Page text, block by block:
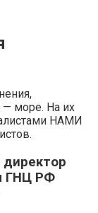
— море. На их
НАМИ
директор
ГНЦ РФ